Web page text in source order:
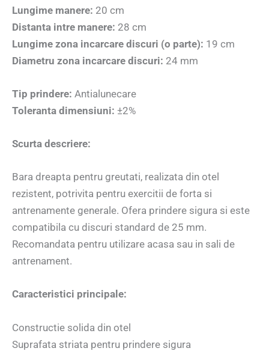
Lungime manere: 20 cm
Distanta intre manere: 28 cm
Lungime zona incarcare discuri (o parte): 19 cm
Diametru zona incarcare discuri: 24 mm
Tip prindere: Antialunecare
Toleranta dimensiuni: ±2%
Scurta descriere:
Bara dreapta pentru greutati, realizata din otel
rezistent, potrivita pentru exercitii de forta si
antrenamente generale. Ofera prindere sigura si este
compatibila cu discuri standard de 25 mm.
Recomandata pentru utilizare acasa sau in sali de
antrenament.
Caracteristici principale:
Constructie solida din otel
Suprafata striata pentru prindere sigura